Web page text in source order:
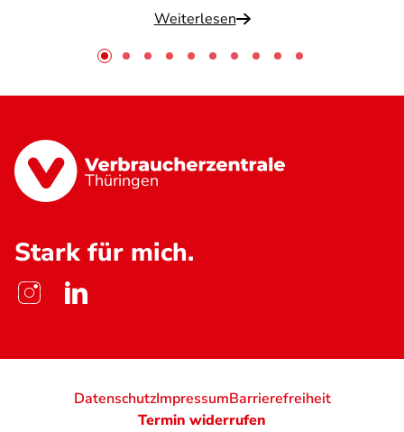
Weiterlesen
Thüringen
Stark für mich.
DatenschutzImpressumBarrierefreiheit
Termin widerrufen